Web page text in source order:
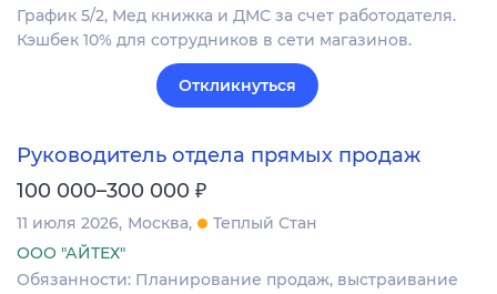
График 5/2, Мед книжка и ДМС за счет работодателя.
Кэшбек 10% для сотрудников в сети магазинов.
Откликнуться
Руководитель отдела прямых продаж
100 000–300 000 ₽
11 июля 2026 Москва
Теплый Стан
ООО "АЙТЕХ"
Обязанности: Планирование продаж, выстраивание